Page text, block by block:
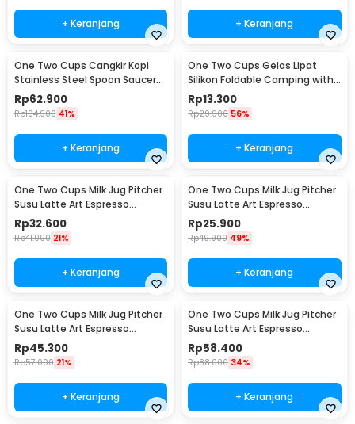
+ Keranjang + Keranjang
One Two Cups Cangkir Kopi
Stainless Steel Spoon Saucer
Cup 120ml - 201
Rp62.900
Rp104.900 41%
+ Keranjang
One Two Cups Gelas Lipat
Silikon Foldable Camping with
Strap 200ml - F120
Rp13.300
Rp29.900 56%
+ Keranjang
One Two Cups Milk Jug Pitcher
Susu Latte Art Espresso
Stainless Steel 350ml - J068
Rp32.600
Rp41.000 21%
+ Keranjang
One Two Cups Milk Jug Pitcher
Susu Latte Art Espresso
Stainless Steel 150ml - J068
Rp25.900
Rp49.900 49%
+ Keranjang
One Two Cups Milk Jug Pitcher
Susu Latte Art Espresso
Stainless Steel 600ml - J068
Rp45.300
Rp57.000 21%
+ Keranjang
One Two Cups Milk Jug Pitcher
Susu Latte Art Espresso
Stainless Steel 900ml - J068
Rp58.400
Rp88.000 34%
+ Keranjang